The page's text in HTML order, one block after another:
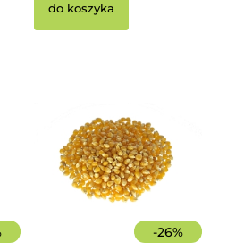
do koszyka
-26%